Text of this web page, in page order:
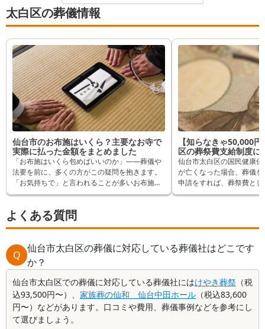
太白区の葬儀情報
仙台市のお布施はいくら？主要なお寺で
実際に払った金額をまとめました
「お布施はいくら包めばいいのか」——葬儀や
法要を前に、多くの方がこの疑問を抱きます。
「お気持ちで」と言われることが多いお布施で
すが、実際にはいくら包んでいる方が多いの
内でお布施を納めたことがある方へ「葬儀の口
コミ」のアンケートをもとに、お寺ごとに実際
やご法要などでお布施を支払われる際の参考と
して、お役立てください。
【知らなきゃ50,000
区の葬祭費支給制度に
仙台市太白区の国民健康
が亡くなった場合、葬儀
申請をすれば、葬祭費と
ことができます。 逆に申
記事では申請方法など詳
よくある質問
Q
仙台市太白区の葬儀に対応している葬儀社はどこです
か？
仙台市太白区での葬儀に対応している葬儀社にはけやき葬祭 （税
込93,500円〜）、 家族葬の仙和 仙台中田ホール （税込83,600
円〜）などがあります。口コミや費用、葬儀事例などを参考にし
て選びましょう。